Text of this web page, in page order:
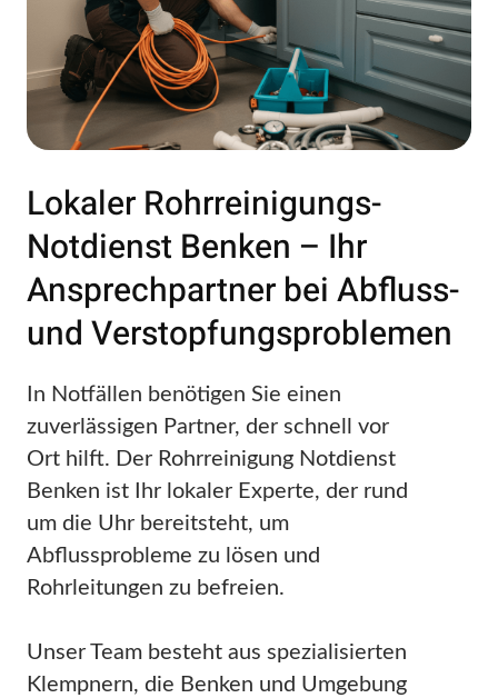
Lokaler Rohrreinigungs-
Notdienst Benken – Ihr
Ansprechpartner bei Abfluss-
und Verstopfungsproblemen
In Notfällen benötigen Sie einen
zuverlässigen Partner, der schnell vor
Ort hilft. Der Rohrreinigung Notdienst
Benken ist Ihr lokaler Experte, der rund
um die Uhr bereitsteht, um
Abflussprobleme zu lösen und
Rohrleitungen zu befreien.
Unser Team besteht aus spezialisierten
Klempnern, die Benken und Umgebung